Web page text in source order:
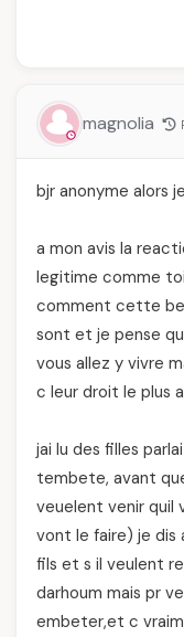
magnolia
bjr anonyme alors
a mon avis la
legitime comme
comment cette
sont et je pense
vous allez y vivre
c leur droit le plus
jai lu des filles
tembete, avant
veuelent venir quil
vont le faire) je dis
fils et s il veulent
darhoum mais pr
embeter,et c